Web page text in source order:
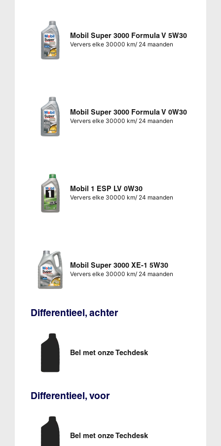
Mobil Super 3000 Formula V 5W30
Ververs elke 30000 km/ 24 maanden
Mobil Super 3000 Formula V 0W30
Ververs elke 30000 km/ 24 maanden
Mobil 1 ESP LV 0W30
Ververs elke 30000 km/ 24 maanden
Mobil Super 3000 XE-1 5W30
Ververs elke 30000 km/ 24 maanden
Differentieel, achter
Bel met onze Techdesk
Differentieel, voor
Bel met onze Techdesk